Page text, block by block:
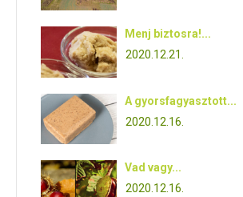
Menj biztosra!...
2020.12.21.
A gyorsfagyasztott...
2020.12.16.
Vad vagy...
2020.12.16.